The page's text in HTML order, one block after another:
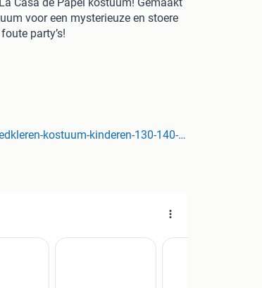
Casa de Papel kostuum! Gemaakt
voor een mysterieuze en stoere
party’s!
products/la-casa-de-
feestkledingzwolle.nl/products/la-casa-de-papel-verkleedkleren-kostuum-kinderen-130-140-cm